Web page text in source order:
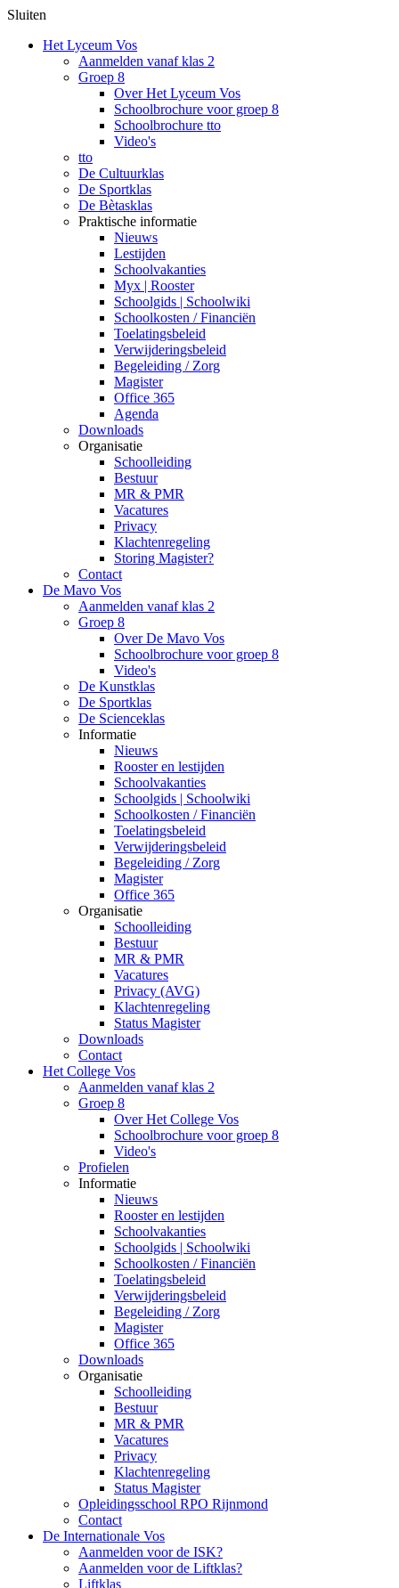
Sluiten
Het Lyceum Vos
Aanmelden vanaf klas 2
Groep 8
Over Het Lyceum Vos
Schoolbrochure voor groep 8
Schoolbrochure tto
Video's
tto
De Cultuurklas
De Sportklas
De Bètasklas
Praktische informatie
Nieuws
Lestijden
Schoolvakanties
Myx | Rooster
Schoolgids | Schoolwiki
Schoolkosten / Financiën
Toelatingsbeleid
Verwijderingsbeleid
Begeleiding / Zorg
Magister
Office 365
Agenda
Downloads
Organisatie
Schoolleiding
Bestuur
MR & PMR
Vacatures
Privacy
Klachtenregeling
Storing Magister?
Contact
De Mavo Vos
Aanmelden vanaf klas 2
Groep 8
Over De Mavo Vos
Schoolbrochure voor groep 8
Video's
De Kunstklas
De Sportklas
De Scienceklas
Informatie
Nieuws
Rooster en lestijden
Schoolvakanties
Schoolgids | Schoolwiki
Schoolkosten / Financiën
Toelatingsbeleid
Verwijderingsbeleid
Begeleiding / Zorg
Magister
Office 365
Organisatie
Schoolleiding
Bestuur
MR & PMR
Vacatures
Privacy (AVG)
Klachtenregeling
Status Magister
Downloads
Contact
Het College Vos
Aanmelden vanaf klas 2
Groep 8
Over Het College Vos
Schoolbrochure voor groep 8
Video's
Profielen
Informatie
Nieuws
Rooster en lestijden
Schoolvakanties
Schoolgids | Schoolwiki
Schoolkosten / Financiën
Toelatingsbeleid
Verwijderingsbeleid
Begeleiding / Zorg
Magister
Office 365
Downloads
Organisatie
Schoolleiding
Bestuur
MR & PMR
Vacatures
Privacy
Klachtenregeling
Status Magister
Opleidingsschool RPO Rijnmond
Contact
De Internationale Vos
Aanmelden voor de ISK?
Aanmelden voor de Liftklas?
Liftklas